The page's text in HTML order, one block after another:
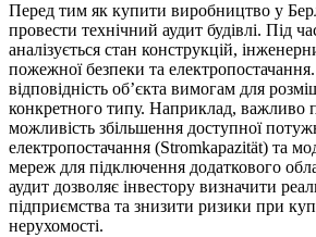
Перед тим як купити виробництво у
провести технічний аудит будівлі. Під
аналізується стан конструкцій,
пожежної безпеки та
відповідність об’єкта вимогам для
конкретного типу. Наприклад, важливо
можливість збільшення доступної
електропостачання (Stromkapazität) та
мереж для підключення додаткового
аудит дозволяє інвестору визначити
підприємства та знизити ризики при
нерухомості.